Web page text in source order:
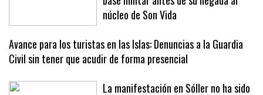
Estabilizan el incendio declarado en la
base militar antes de su llegada al
núcleo de Son Vida
Avance para los turistas en las Islas: Denuncias a la Guardia
Civil sin tener que acudir de forma presencial